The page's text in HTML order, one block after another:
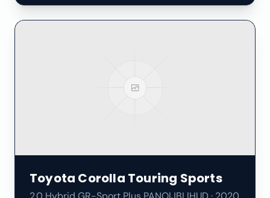
Toyota Corolla Touring Sports